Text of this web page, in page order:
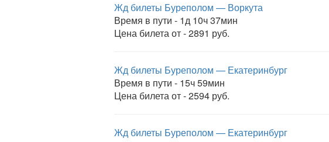
Жд билеты Буреполом — Воркута
Время в пути - 1д 10ч 37мин
Цена билета от - 2891 руб.
Жд билеты Буреполом — Екатеринбург
Время в пути - 15ч 59мин
Цена билета от - 2594 руб.
Жд билеты Буреполом — Екатеринбург